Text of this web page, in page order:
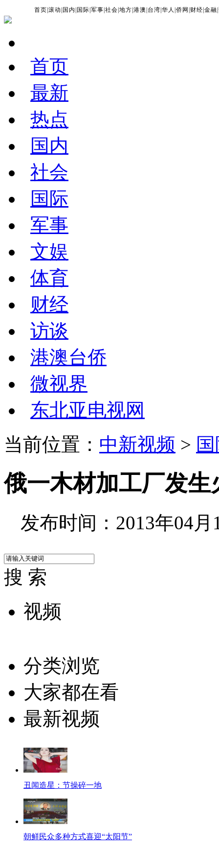
首页 |滚动 国内 国际 |军事 |社会 |地方 |港澳 台湾 |华人 |侨网 财经 |金融 |
首页
最新
热点
国内
社会
国际
军事
文娱
体育
财经
访谈
港澳台侨
微视界
东北亚电视网
当前位置： 中新视频 >
俄一木材加工厂发
发布时间：2013年04月
搜 索
视频
分类浏览
大家都在看
最新视频
丑闻造星：节操碎一地
朝鲜民众多种方式喜迎“太阳节”